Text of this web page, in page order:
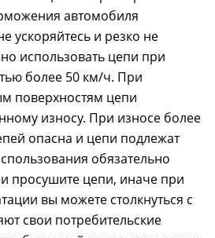
автомобиля
ускоряйтесь и резко не
использовать цепи при
более 50 км/ч. При
поверхностям цепи
износу. При износе более
опасна и цепи подлежат
обязательно
просушите цепи, иначе при
вы можете столкнуться с
свои потребительские